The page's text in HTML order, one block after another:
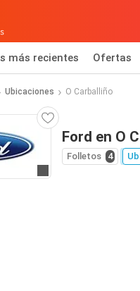
más recientes Ofertas
Ubicaciones O Carballiño
Ford en O
Folletos 4